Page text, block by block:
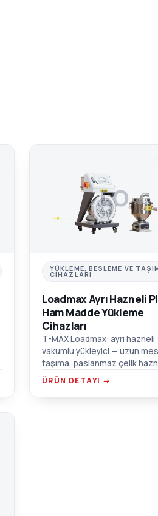
LO
YÜKLEME, BESLEME VE
CIHAZLARI
Loadmax Ayrı Hazneli
Ham Madde Yükleme
Cihazları
T-MAX Loadmax: ayrı hazneli
vakumlu yükleyici — uzun
taşıma, paslanmaz çelik
yüksek verimli blower ve
ÜRÜN DETAYI →